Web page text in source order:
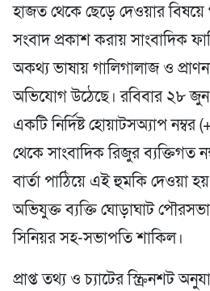
হাজত থেকে ছেড়ে দেওয়ার
সংবাদ প্রকাশ করায় সাংবাদিক
অকথ্য ভাষায় গালিগালাজ ও
অভিযোগ উঠেছে। রবিবার ২৮
একটি নির্দিষ্ট হোয়াটসঅ্যাপ
থেকে সাংবাদিক রিজুর ব্যক্তিগত
বার্তা পাঠিয়ে এই হুমকি দেওয়া
অভিযুক্ত ব্যক্তি ঘোড়াঘাট
সিনিয়র সহ-সভাপতি শাকিল।
প্রাপ্ত তথ্য ও চ্যাটের স্ক্রিনশট